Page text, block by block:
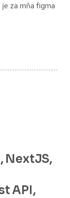
za mňa figma
NextJS,
API,